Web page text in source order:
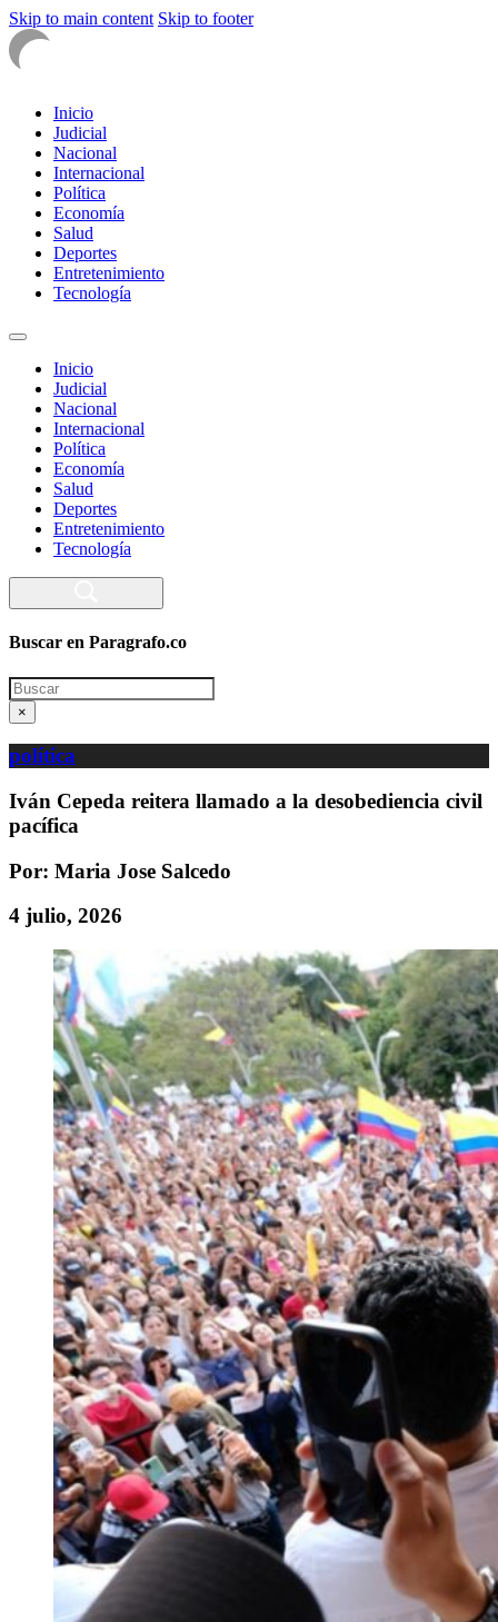
Skip to main content Skip to footer
Inicio
Judicial
Nacional
Internacional
Política
Economía
Salud
Deportes
Entretenimiento
Tecnología
Inicio
Judicial
Nacional
Internacional
Política
Economía
Salud
Deportes
Entretenimiento
Tecnología
Buscar en Paragrafo.co
Search
×
política
Iván Cepeda reitera llamado a la desobediencia civil
pacífica
Por: Maria Jose Salcedo
4 julio, 2026